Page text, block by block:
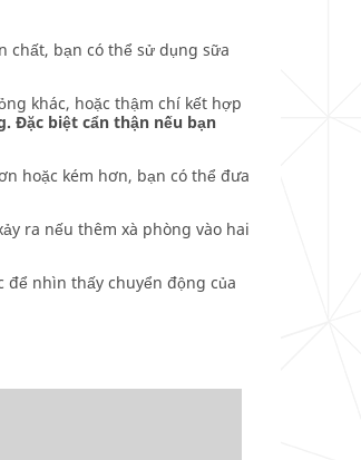
chất, bạn có thể sử dụng sữa
khác, hoặc thậm chí kết hợp
Đặc biệt cẩn thận nếu bạn
hoặc kém hơn, bạn có thể đưa
ra nếu thêm xà phòng vào hai
nhìn thấy chuyển động của